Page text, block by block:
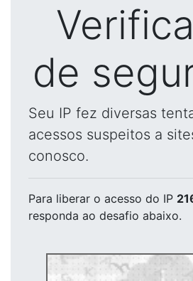
de
Seu IP fez diversas
acessos suspeitos a
conosco.
Para liberar o acesso do IP
responda ao desafio abaixo.